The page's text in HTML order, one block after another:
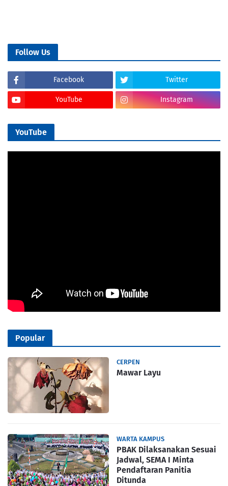
Follow Us
Facebook Twitter
YouTube Instagram
YouTube
Popular
CERPEN
Mawar Layu
WARTA KAMPUS
PBAK Dilaksanakan Sesuai
Jadwal, SEMA I Minta
Pendaftaran Panitia
Ditunda